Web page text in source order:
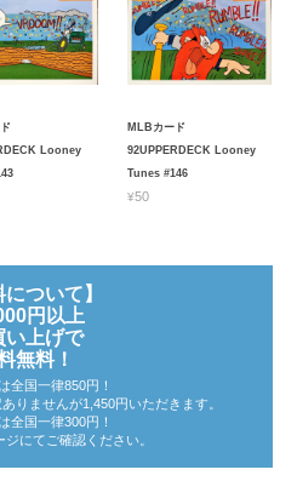
Looney
MLBカード
92UPPERDECK Looney
Tunes #146
¥50
について】
円以上
い上げで
無料！
全国一律850円！
りませんが1,450円いただきます。
全国一律300円！
にてご確認ください。